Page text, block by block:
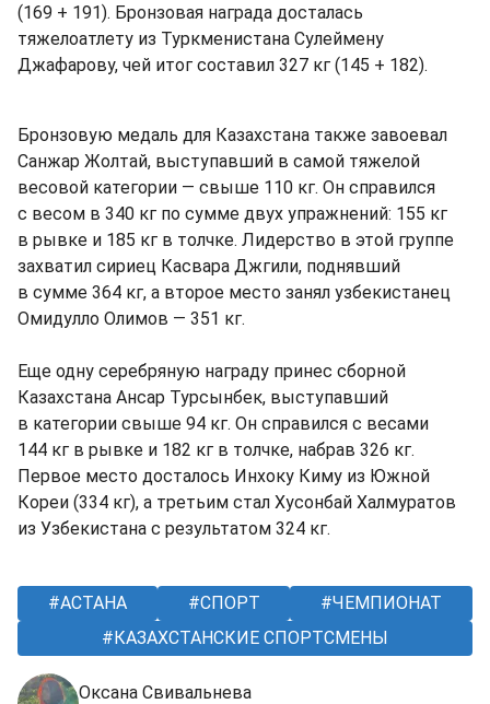
(169 + 191). Бронзовая награда досталась
тяжелоатлету из Туркменистана Сулеймену
Джафарову, чей итог составил 327 кг (145 + 182).
Бронзовую медаль для Казахстана также завоевал
Санжар Жолтай, выступавший в самой тяжелой
весовой категории — свыше 110 кг. Он справился
с весом в 340 кг по сумме двух упражнений: 155 кг
в рывке и 185 кг в толчке. Лидерство в этой группе
захватил сириец Касвара Джгили, поднявший
в сумме 364 кг, а второе место занял узбекистанец
Омидулло Олимов — 351 кг.
Еще одну серебряную награду принес сборной
Казахстана Ансар Турсынбек, выступавший
в категории свыше 94 кг. Он справился с весами
144 кг в рывке и 182 кг в толчке, набрав 326 кг.
Первое место досталось Инхоку Киму из Южной
Кореи (334 кг), а третьим стал Хусонбай Халмуратов
из Узбекистана с результатом 324 кг.
АСТАНА СПОРТ
ЧЕМПИОНАТ
КАЗАХСТАНСКИЕ СПОРТСМЕНЫ
Оксана Свивальнева